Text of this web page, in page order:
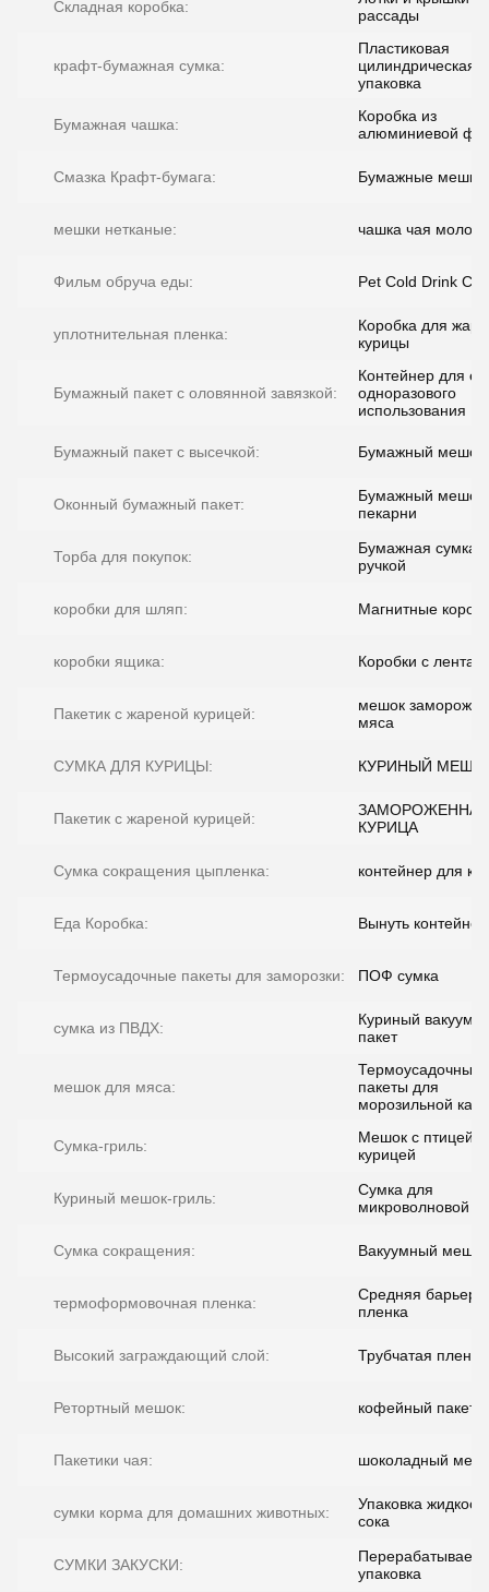
Складная коробка:
рассады
крафт-бумажная сумка:
Пластиковая
цилиндрическая
упаковка
Бумажная чашка:
Коробка из
алюминиевой
Смазка Крафт-бумага: Бумажные мешки
мешки нетканые: чашка чая молока
Фильм обруча еды: Pet Cold Drink Cup
уплотнительная пленка:
Коробка для
курицы
Бумажный пакет с оловянной завязкой:
Контейнер для
одноразового
использования
Бумажный пакет с высечкой: Бумажный мешок
Оконный бумажный пакет:
Бумажный мешок
пекарни
Торба для покупок:
Бумажная сумка с
ручкой
коробки для шляп: Магнитные
коробки ящика: Коробки с
Пакетик с жареной курицей:
мешок
мяса
СУМКА ДЛЯ КУРИЦЫ: КУРИНЫЙ
Пакетик с жареной курицей:
ЗАМОРОЖЕННАЯ
КУРИЦА
Сумка сокращения цыпленка: контейнер для
Еда Коробка: Вынуть контейнер
Термоусадочные пакеты для заморозки: ПОФ сумка
сумка из ПВДХ:
Куриный
пакет
мешок для мяса:
Термоусадочные
пакеты для
морозильной
Сумка-гриль:
Мешок с птицей и
курицей
Куриный мешок-гриль:
Сумка для
микроволновой
Сумка сокращения: Вакуумный мешок
термоформовочная пленка:
Средняя
пленка
Высокий заграждающий слой: Трубчатая пленка
Ретортный мешок: кофейный пакет
Пакетики чая: шоколадный
сумки корма для домашних животных:
Упаковка
сока
СУМКИ ЗАКУСКИ:
упаковка